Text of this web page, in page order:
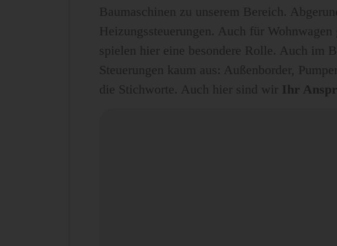
Baumaschinen zu unserem Bereich.
Heizungssteuerungen. Auch für
spielen hier eine besondere Rolle. Auch im
Steuerungen kaum aus: Außenborder,
die Stichworte. Auch hier sind wir Ihr